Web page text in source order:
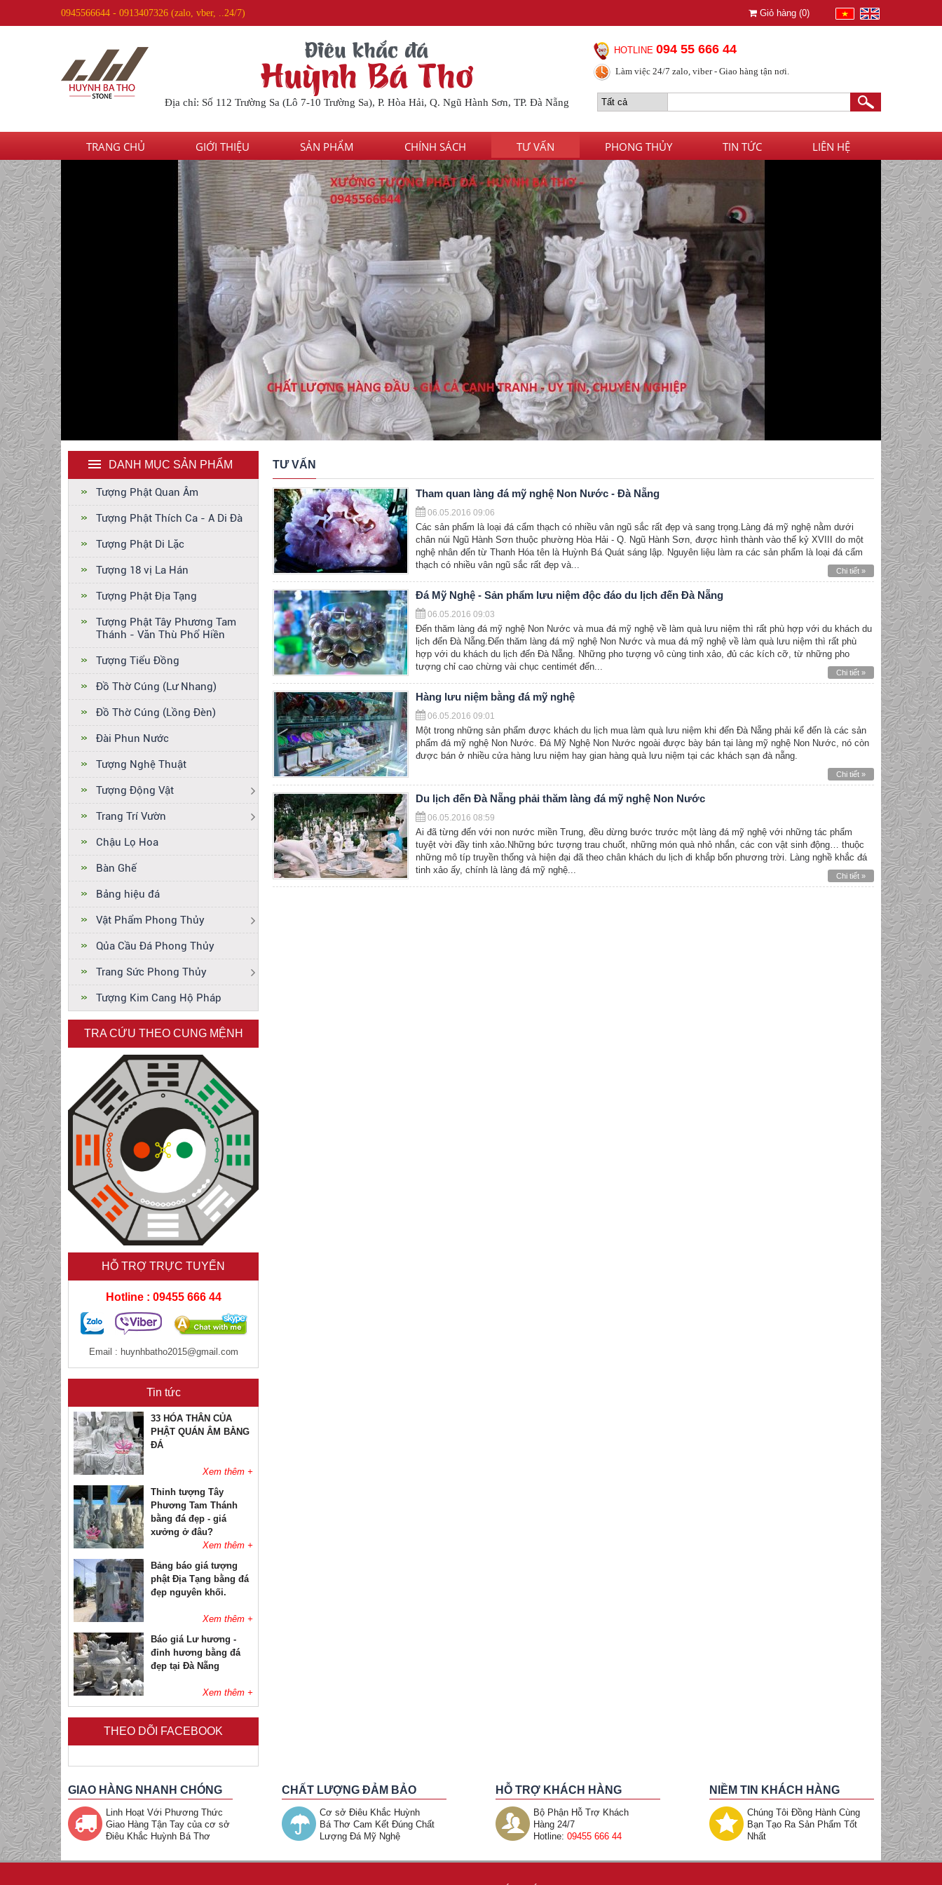
0945566644 - 0913407326 (zalo, vber, ..24/7) Giỏ hàng (0)
Điêu khắc đá
Huỳnh Bá Thơ
Địa chỉ: Số 112 Trường Sa (Lô 7-10 Trường Sa), P. Hòa Hải, Q. Ngũ Hành Sơn, TP. Đà Nẵng
HOTLINE 094 55 666 44
Làm việc 24/7 zalo, viber - Giao hàng tận nơi.
TRANG CHỦ GIỚI THIỆU SẢN PHẨM CHÍNH SÁCH TƯ VẤN PHONG THỦY TIN TỨC LIÊN HỆ
DANH MỤC SẢN PHẨM
Tượng Phật Quan Âm
Tượng Phật Thích Ca - A Di Đà
Tượng Phật Di Lặc
Tượng 18 vị La Hán
Tượng Phật Địa Tạng
Tượng Phật Tây Phương Tam
Thánh - Văn Thù Phổ Hiền
Tượng Tiểu Đồng
Đồ Thờ Cúng (Lư Nhang)
Đồ Thờ Cúng (Lồng Đèn)
Đài Phun Nước
Tượng Nghệ Thuật
Tượng Động Vật
Trang Trí Vườn
Chậu Lọ Hoa
Bàn Ghế
Bảng hiệu đá
Vật Phẩm Phong Thủy
Qủa Cầu Đá Phong Thủy
Trang Sức Phong Thủy
Tượng Kim Cang Hộ Pháp
TRA CỨU THEO CUNG MỆNH
HỖ TRỢ TRỰC TUYẾN
Hotline : 09455 666 44
Email : huynhbatho2015@gmail.com
Tin tức
Đặt mua thỉnh Tượng
Cầm Bình Cam Lộ chỗ
Xem thêm +
Thỉnh tượng phật Quan
âm bằng đá đẹp thờ tại
gia
Xem thêm +
33 HÓA THÂN CỦA
PHẬT QUÁN ÂM BẰNG
ĐÁ
Xem thêm +
Đức Phật Bổn Sư
Thích Ca Mâu Ni và
Đức Phật A Di Đà
Xem thêm +
Đặt mua thỉnh Tượng
Cầm Bình Cam Lộ chỗ
nào
Xem thêm +
âm bằng đá đẹp thờ tại
gia
33 HÓA THÂN CỦA
PHẬT QUÁN ÂM BẰNG
ĐÁ
Xem thêm +
Thỉnh tượng Tây
Phương Tam Thánh
bằng đá đẹp - giá
xưởng ở đâu?
Xem thêm +
Bảng báo giá tượng
phật Địa Tạng bằng đá
đẹp nguyên khối.
Xem thêm +
Báo giá Lư hương -
đỉnh hương bằng đá
đẹp tại Đà Nẵng
Xem thêm +
đá đẹp nguyên khối.
Xem thêm +
Đức Phật Bổn Sư
Thích Ca Mâu Ni và
Đức Phật A Di Đà
Xem thêm +
Đặt mua thỉnh Tượng
THEO DÕI FACEBOOK
TƯ VẤN
Tham quan làng đá mỹ nghệ Non Nước - Đà Nẵng
06.05.2016 09:06
Các sản phẩm là loại đá cẩm thạch có nhiều vân ngũ sắc rất đẹp và sang trọng.Làng đá mỹ nghệ nằm dưới
chân núi Ngũ Hành Sơn thuộc phường Hòa Hải - Q. Ngũ Hành Sơn, được hình thành vào thế kỷ XVIII do một
nghệ nhân đến từ Thanh Hóa tên là Huỳnh Bá Quát sáng lập. Nguyên liệu làm ra các sản phẩm là loại đá cẩm
thạch có nhiều vân ngũ sắc rất đẹp và...
Chi tiết »
Đá Mỹ Nghệ - Sản phẩm lưu niệm độc đáo du lịch đến Đà Nẵng
06.05.2016 09:03
Đến thăm làng đá mỹ nghệ Non Nước và mua đá mỹ nghệ về làm quà lưu niệm thì rất phù hợp với du khách du
lịch đến Đà Nẵng.Đến thăm làng đá mỹ nghệ Non Nước và mua đá mỹ nghệ về làm quà lưu niệm thì rất phù
hợp với du khách du lịch đến Đà Nẵng. Những pho tượng vô cùng tinh xảo, đủ các kích cỡ, từ những pho
tượng chỉ cao chừng vài chục centimét đến...
Chi tiết »
Hàng lưu niệm bằng đá mỹ nghệ
06.05.2016 09:01
Một trong những sản phẩm được khách du lịch mua làm quà lưu niệm khi đến Đà Nẵng phải kể đến là các sản
phẩm đá mỹ nghệ Non Nước. Đá Mỹ Nghệ Non Nước ngoài được bày bán tại làng mỹ nghệ Non Nước, nó còn
được bán ở nhiều cửa hàng lưu niệm hay gian hàng quà lưu niệm tại các khách sạn đà nẵng.
Chi tiết »
Du lịch đến Đà Nẵng phải thăm làng đá mỹ nghệ Non Nước
06.05.2016 08:59
Ai đã từng đến với non nước miền Trung, đều dừng bước trước một làng đá mỹ nghệ với những tác phẩm
tuyệt vời đầy tinh xảo.Những bức tượng trau chuốt, những món quà nhỏ nhắn, các con vật sinh động… thuộc
những mô típ truyền thống và hiện đại đã theo chân khách du lịch đi khắp bốn phương trời. Làng nghề khắc đá
tinh xảo ấy, chính là làng đá mỹ nghệ...
Chi tiết »
GIAO HÀNG NHANH CHÓNG
Linh Hoạt Với Phương Thức
Giao Hàng Tận Tay của cơ sở
Điêu Khắc Huỳnh Bá Thơ
CHẤT LƯỢNG ĐẢM BẢO
Cơ sở Điêu Khắc Huỳnh
Bá Thơ Cam Kết Đúng Chất
Lượng Đá Mỹ Nghệ
HỖ TRỢ KHÁCH HÀNG
Bộ Phận Hỗ Trợ Khách
Hàng 24/7
Hotline: 09455 666 44
NIỀM TIN KHÁCH HÀNG
Chúng Tôi Đồng Hành Cùng
Bạn Tạo Ra Sản Phẩm Tốt
Nhất